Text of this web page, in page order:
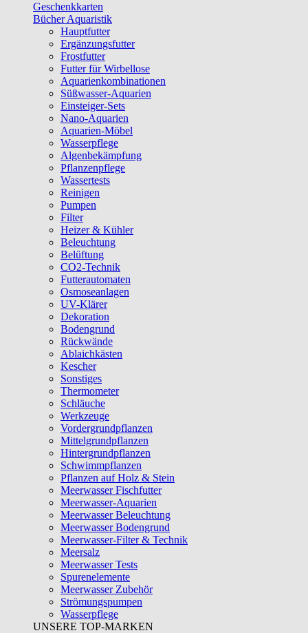
Geschenkkarten
Bücher Aquaristik
Hauptfutter
Ergänzungsfutter
Frostfutter
Futter für Wirbellose
Aquarienkombinationen
Süßwasser-Aquarien
Einsteiger-Sets
Nano-Aquarien
Aquarien-Möbel
Wasserpflege
Algenbekämpfung
Pflanzenpflege
Wassertests
Reinigen
Pumpen
Filter
Heizer & Kühler
Beleuchtung
Belüftung
CO2-Technik
Futterautomaten
Osmoseanlagen
UV-Klärer
Dekoration
Bodengrund
Rückwände
Ablaichkästen
Kescher
Sonstiges
Thermometer
Schläuche
Werkzeuge
Vordergrundpflanzen
Mittelgrundpflanzen
Hintergrundpflanzen
Schwimmpflanzen
Pflanzen auf Holz & Stein
Meerwasser Fischfutter
Meerwasser-Aquarien
Meerwasser Beleuchtung
Meerwasser Bodengrund
Meerwasser-Filter & Technik
Meersalz
Meerwasser Tests
Spurenelemente
Meerwasser Zubehör
Strömungspumpen
Wasserpflege
UNSERE TOP-MARKEN